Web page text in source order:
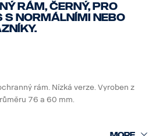
rám, černý, pro
S s normálními nebo
rám. Nízká verze. Vyroben z
76 a 60 mm.
umožňoval snadnou montáž, snadné